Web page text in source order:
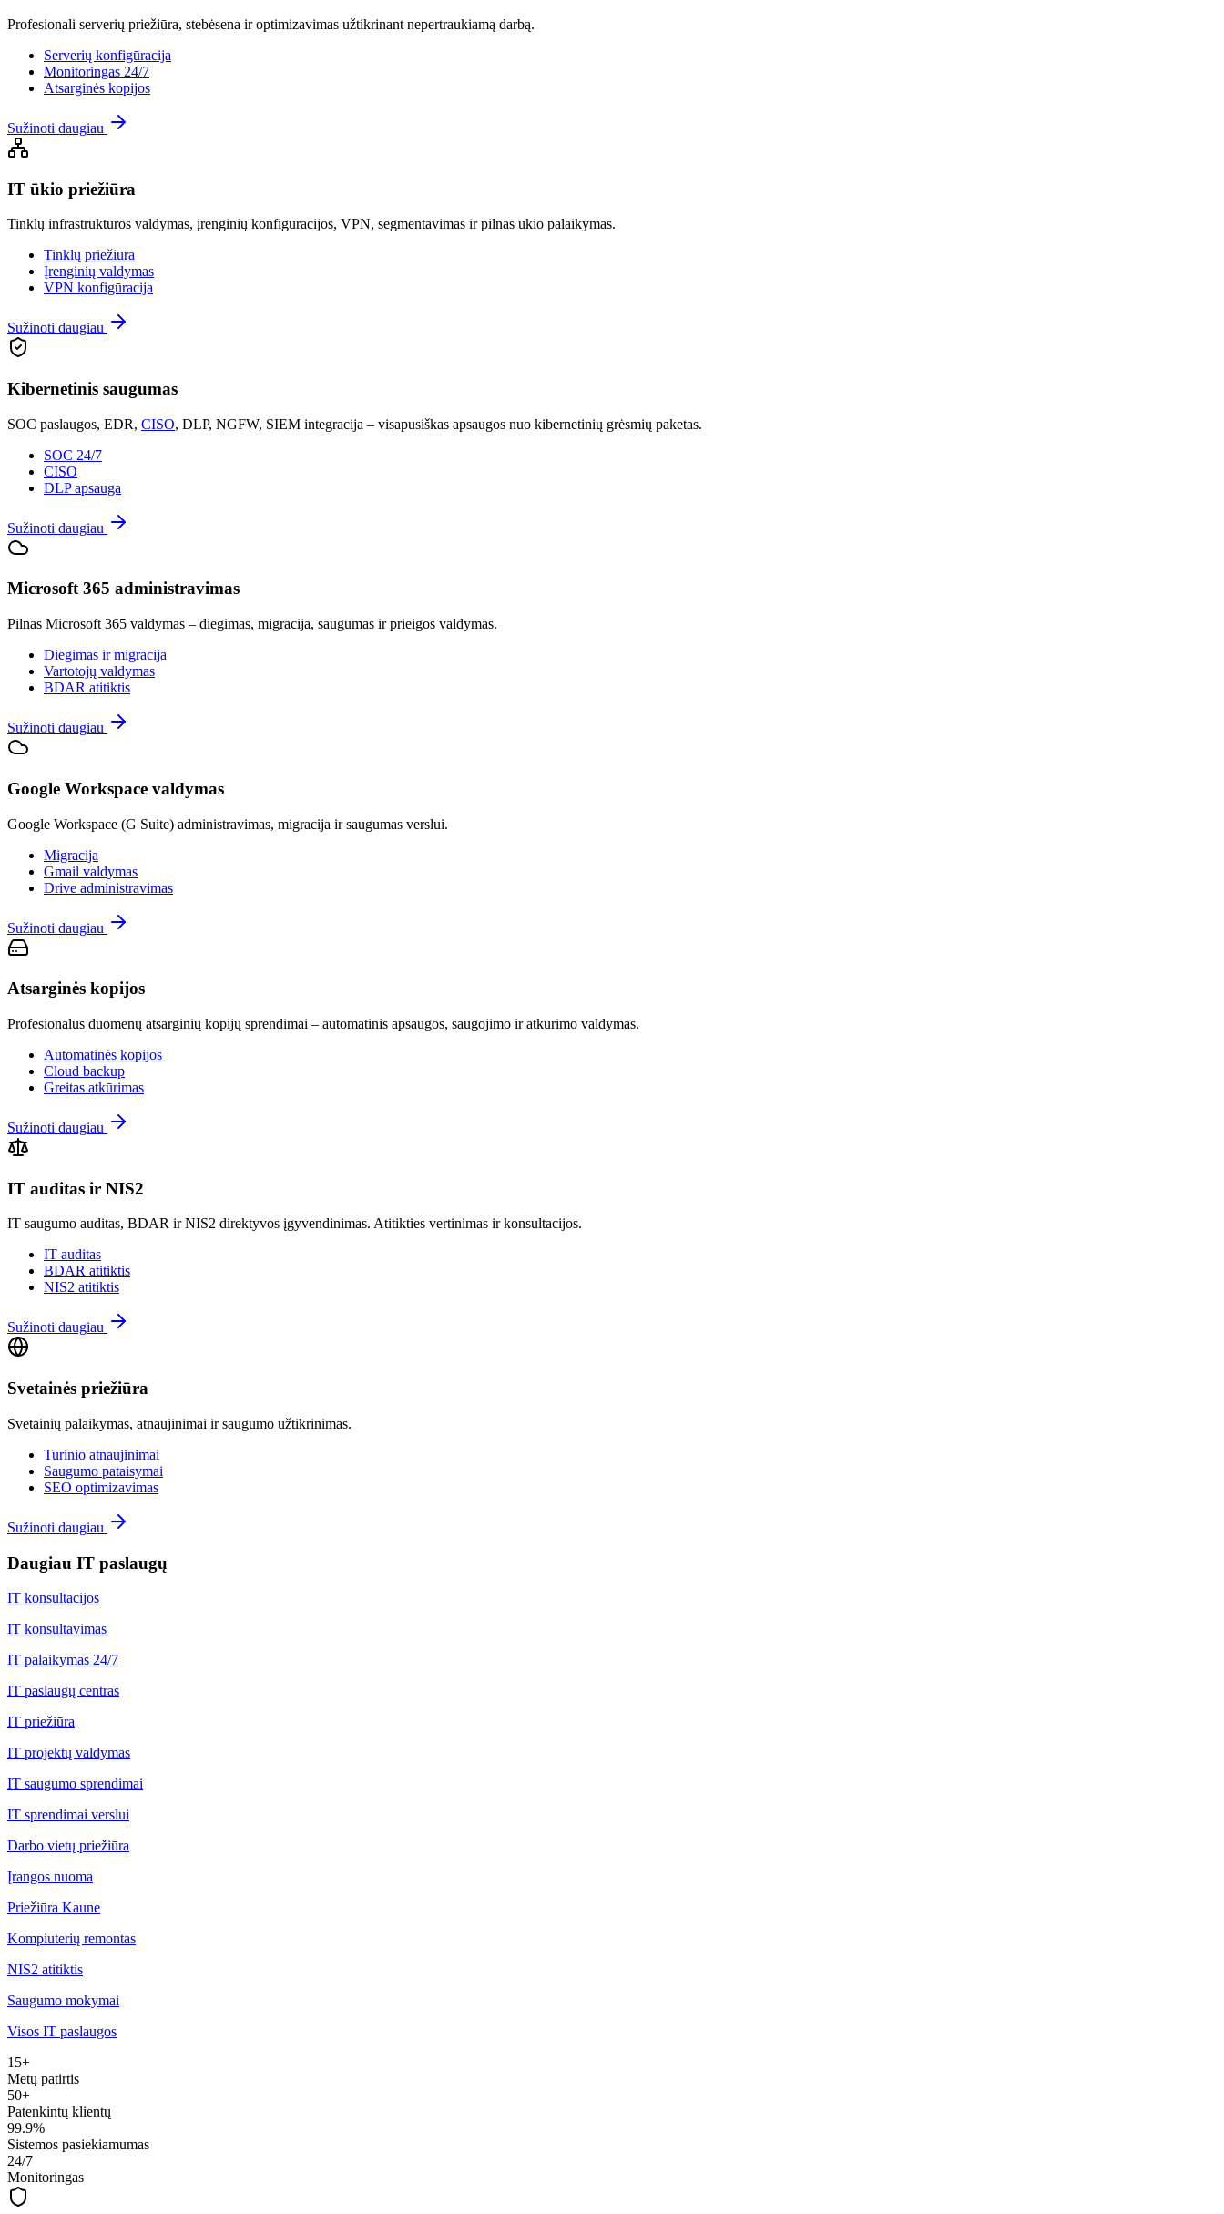
Profesionali serverių priežiūra, stebėsena ir optimizavimas užtikrinant nepertraukiamą darbą.
Serverių konfigūracija
Monitoringas 24/7
Atsarginės kopijos
Sužinoti daugiau
IT ūkio priežiūra
Tinklų infrastruktūros valdymas, įrenginių konfigūracijos, VPN, segmentavimas ir pilnas ūkio palaikymas.
Tinklų priežiūra
Įrenginių valdymas
VPN konfigūracija
Sužinoti daugiau
Kibernetinis saugumas
SOC paslaugos, EDR, CISO, DLP, NGFW, SIEM integracija – visapusiškas apsaugos nuo kibernetinių grėsmių paketas.
SOC 24/7
CISO
DLP apsauga
Sužinoti daugiau
Microsoft 365 administravimas
Pilnas Microsoft 365 valdymas – diegimas, migracija, saugumas ir prieigos valdymas.
Diegimas ir migracija
Vartotojų valdymas
BDAR atitiktis
Sužinoti daugiau
Google Workspace valdymas
Google Workspace (G Suite) administravimas, migracija ir saugumas verslui.
Migracija
Gmail valdymas
Drive administravimas
Sužinoti daugiau
Atsarginės kopijos
Profesionalūs duomenų atsarginių kopijų sprendimai – automatinis apsaugos, saugojimo ir atkūrimo valdymas.
Automatinės kopijos
Cloud backup
Greitas atkūrimas
Sužinoti daugiau
IT auditas ir NIS2
IT saugumo auditas, BDAR ir NIS2 direktyvos įgyvendinimas. Atitikties vertinimas ir konsultacijos.
IT auditas
BDAR atitiktis
NIS2 atitiktis
Sužinoti daugiau
Svetainės priežiūra
Svetainių palaikymas, atnaujinimai ir saugumo užtikrinimas.
Turinio atnaujinimai
Saugumo pataisymai
SEO optimizavimas
Sužinoti daugiau
Daugiau IT paslaugų
IT konsultacijos
IT konsultavimas
IT palaikymas 24/7
IT paslaugų centras
IT priežiūra
IT projektų valdymas
IT saugumo sprendimai
IT sprendimai verslui
Darbo vietų priežiūra
Įrangos nuoma
Priežiūra Kaune
Kompiuterių remontas
NIS2 atitiktis
Saugumo mokymai
Visos IT paslaugos
15+
Metų patirtis
50+
Patenkintų klientų
99.9%
Sistemos pasiekiamumas
24/7
Monitoringas